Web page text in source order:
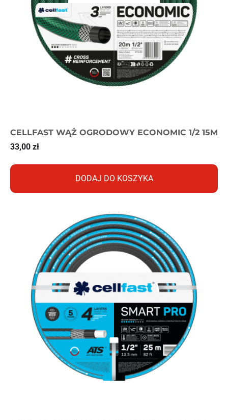
CELLFAST WĄŻ OGRODOWY ECONOMIC 1/2 15M
33,00 zł
DODAJ DO KOSZYKA